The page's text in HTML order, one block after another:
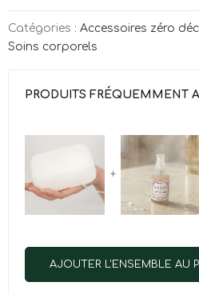
Catégories : Accessoires zéro
Soins corporels
PRODUITS FRÉQUEMMENT
+
AJOUTER L'ENSEMBLE AU